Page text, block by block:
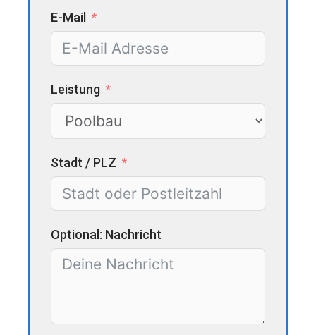
E-Mail
Leistung
Stadt / PLZ
Optional: Nachricht